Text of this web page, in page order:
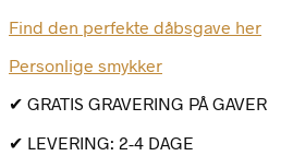
Find den perfekte dåbsgave her
Personlige smykker
✔ GRATIS GRAVERING PÅ GAVER
✔ LEVERING: 2-4 DAGE